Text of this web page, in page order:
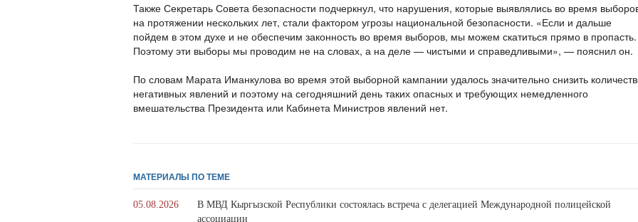
Также Секретарь Совета безопасности подчеркнул, что нарушения, которые выявлялись во время
на протяжении нескольких лет, стали фактором угрозы национальной безопасности. «Если и дальше
пойдем в этом духе и не обеспечим законность во время выборов, мы можем скатиться прямо в пропасть.
Поэтому эти выборы мы проводим не на словах, а на деле — чистыми и справедливыми», — пояснил он.
По словам Марата Иманкулова во время этой выборной кампании удалось значительно снизить
негативных явлений и поэтому на сегодняшний день таких опасных и требующих немедленного
вмешательства Президента или Кабинета Министров явлений нет.
МАТЕРИАЛЫ ПО ТЕМЕ
05.08.2026
В МВД Кыргызской Республики состоялась встреча с делегацией Международной полицейской
ассоциации